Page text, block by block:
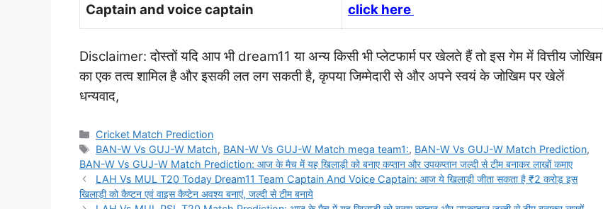
Captain and voice captain click here
Disclaimer: दोस्तों यदि आप भी dream11 या अन्य किसी भी प्लेटफार्म पर खेलते हैं तो इस गेम में वित्तीय जोखिम
का एक तत्व शामिल है और इसकी लत लग सकती है, कृपया जिम्मेदारी से और अपने स्वयं के जोखिम पर खेलें
धन्यवाद,
Categories
Cricket Match Prediction
Tags
BAN-W Vs GUJ-W Match, BAN-W Vs GUJ-W Match mega team1:, BAN-W Vs GUJ-W Match Prediction,
BAN-W Vs GUJ-W Match Prediction: आज के मैच में यह खिलाड़ी को बनाए कप्तान और उपकप्तान जल्दी से टीम बनाकर लाखों कमाए
LAH Vs MUL T20 Today Dream11 Team Captain And Voice Captain: आज ये खिलाड़ी जीता सकता है ₹2 करोड़ इस
खिलाड़ी को कैप्टन एवं वाइस कैप्टेन अवश्य बनाएं, जल्दी से टीम बनाये